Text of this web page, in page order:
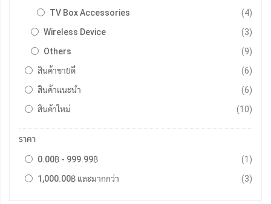
TV Box Accessories 4รายก
Wireless Device 3รายก
Others 9รายก
สินค้าขายดี 6รายก
สินค้าแนะนำ 6รายก
สินค้าใหม่ 10รายก
ราคา
0.00฿ - 999.99฿ 1 รายก
1,000.00฿ และมากกว่า 3รายก